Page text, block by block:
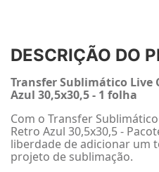
DESCRIÇÃO DO
Transfer Sublimático Live
Azul 30,5x30,5 - 1 folha
Com o Transfer
Retro Azul 30,5x30,5 -
liberdade de adicionar um
projeto de sublimação.